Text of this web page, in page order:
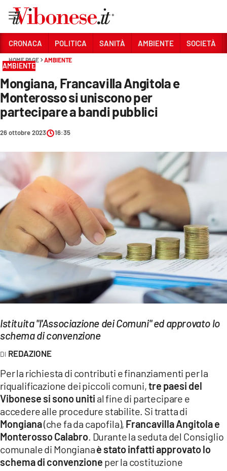
Sezioni
CRONACA
POLITICA
SOCIETÀ
CULTURA
ECONOMIA E LAVORO
EVENTI
SPORT
Streaming
LAC TV
LAC NETWORK
LaC
Network
LACPLAY.IT
LACTV.IT
LACONAIR.IT
LACITYMAG.IT
CRONACA POLITICA SANITÀ AMBIENTE SOCIETÀ
HOME PAGE AMBIENTE
AMBIENTE
Mongiana, Francavilla Angitola e
Monterosso si uniscono per
partecipare a bandi pubblici
26 ottobre 2023 16:35
Istituita "l'Associazione dei Comuni" ed approvato lo
schema di convenzione
REDAZIONE
Per la richiesta di contributi e finanziamenti per la
riqualificazione dei piccoli comuni,tre paesi del
Vibonese si sono uniti al fine di partecipare e
accedere alle procedure stabilite. Si tratta di
Mongiana(che fa da capofila), Francavilla Angitola e
Monterosso Calabro . Durante la seduta del Consiglio
comunale di Mongianaè stato infatti approvato lo
schema di convenzione per la costituzione